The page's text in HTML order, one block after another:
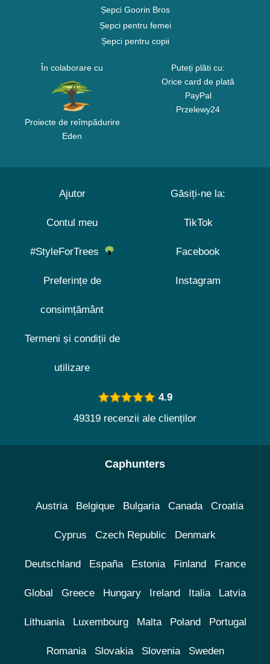
Șepci Goorin Bros
Șepci pentru femei
Șepci pentru copii
În colaborare cu
Proiecte de reîmpădurire
Eden
Puteți plăti cu:
Orice card de plată
PayPal
Przelewy24
Ajutor
Contul meu
#StyleForTrees
Preferințe de
consimțământ
Termeni și condiții de
utilizare
Găsiți-ne la:
TikTok
Facebook
Instagram
4.9
49319 recenzii ale clienților
Caphunters
Austria Belgique Bulgaria Canada Croatia
Cyprus Czech Republic Denmark
Deutschland España Estonia Finland France
Global Greece Hungary Ireland Italia Latvia
Lithuania Luxembourg Malta Poland Portugal
Romania Slovakia Slovenia Sweden